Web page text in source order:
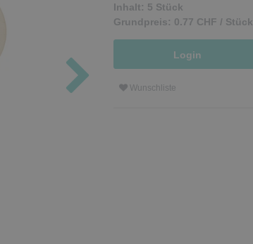
Inhalt: 5 Stück
Grundpreis: 0.77 CHF / Stück
Login
Wunschliste